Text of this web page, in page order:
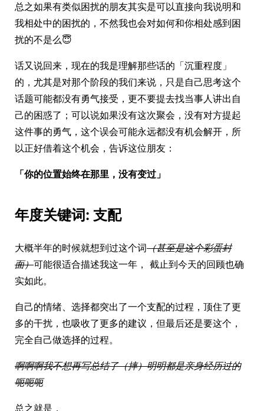
总之如果有类似困扰的朋友其实是可以直接向我说明和
我相处中的困扰的，不然我也会对如何和你相处感到困
扰的不是么😇
话又说回来，现在的我是理解那些话的「沉重程度」
的，尤其是对那个阶段的我们来说，只是自己思考这个
话题可能都没有勇气接受，更不要提去找当事人讲出自
己的困惑了；可以说如果没有这次聚会，没有对方提起
这件事的勇气，这个误会可能永远都没有机会解开，所
以正好借着这个机会，告诉这位朋友：
「你的位置始终在那里，没有变过」
年度关键词: 支配
大概半年的时候就想到过这个词（甚至是这个彩蛋封
面）可能很适合描述我这一年， 截止到今天的回顾也确
实如此。
自己的情绪、选择都突出了一个支配的过程，顶住了更
多的干扰，也吸收了更多的建议，但最后还是要这个，
完全自己做选择的过程。
啊啊啊我不想再写总结了（摔）明明都是亲身经历过的
呃呃呃
总之就是，